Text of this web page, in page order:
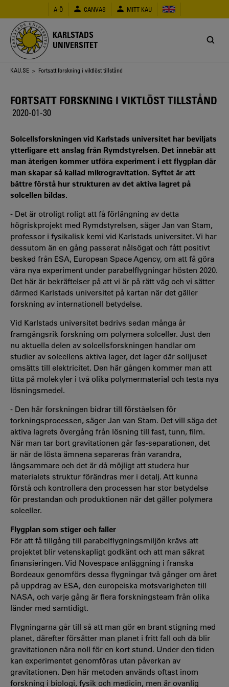
huvudinnehåll
A-Ö CANVAS MITT KAU
KARLSTADS
UNIVERSITET
Länkstig
KAU.SE > Fortsatt forskning i viktlöst tillstånd
FORTSATT FORSKNING I VIKTLÖST TILLSTÅND
2020-01-30
Solcellsforskningen vid Karlstads universitet har beviljats
ytterligare ett anslag från Rymdstyrelsen. Det innebär att
man återigen kommer utföra experiment i ett flygplan där
man skapar så kallad mikrogravitation. Syftet är att
bättre förstå hur strukturen av det aktiva lagret på
solcellen bildas.
- Det är otroligt roligt att få förlängning av detta
högriskprojekt med Rymdstyrelsen, säger Jan van Stam,
professor i fysikalisk kemi vid Karlstads universitet. Vi har
dessutom än en gång passerat nålsögat och fått positivt
besked från ESA, European Space Agency, om att få göra
våra nya experiment under parabelflygningar hösten 2020.
Det här är bekräftelser på att vi är på rätt väg och vi sätter
därmed Karlstads universitet på kartan när det gäller
forskning av internationell betydelse.
Vid Karlstads universitet bedrivs sedan många år
framgångsrik forskning om polymera solceller. Just den
nu aktuella delen av solcellsforskningen handlar om
studier av solcellens aktiva lager, det lager där solljuset
omsätts till elektricitet. Den här gången kommer man att
titta på molekyler i två olika polymermaterial och testa nya
lösningsmedel.
- Den här forskningen bidrar till förståelsen för
torkningsprocessen, säger Jan van Stam. Det vill säga det
aktiva lagrets övergång från lösning till fast, tunn, film.
När man tar bort gravitationen går fas-separationen, det
är när de lösta ämnena separeras från varandra,
långsammare och det är då möjligt att studera hur
materialets struktur förändras mer i detalj. Att kunna
förstå och kontrollera den processen har stor betydelse
för prestandan och produktionen när det gäller polymera
solceller.
Flygplan som stiger och faller
För att få tillgång till parabelflygningsmiljön krävs att
projektet blir vetenskapligt godkänt och att man säkrat
finansieringen. Vid Novespace anläggning i franska
Bordeaux genomförs dessa flygningar två gånger om året
på uppdrag av ESA, den europeiska motsvarigheten till
NASA, och varje gång är flera forskningsteam från olika
länder med samtidigt.
Flygningarna går till så att man gör en brant stigning med
planet, därefter försätter man planet i fritt fall och då blir
gravitationen nära noll för en kort stund. Under den tiden
kan experimentet genomföras utan påverkan av
gravitationen. Den här metoden används oftast inom
forskning i biologi, fysik och medicin, men är ovanlig